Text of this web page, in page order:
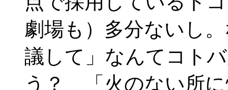
劇場も）多分ないし
議して」なんてコト
う？ 「火のない所